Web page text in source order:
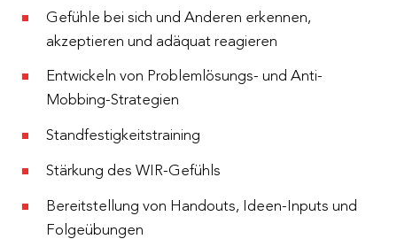
Gefühle bei sich und Anderen erkennen,
akzeptieren und adäquat reagieren
Entwickeln von Problemlösungs- und Anti-
Mobbing-Strategien
Standfestigkeitstraining
Stärkung des WIR-Gefühls
Bereitstellung von Handouts, Ideen-Inputs und
Folgeübungen